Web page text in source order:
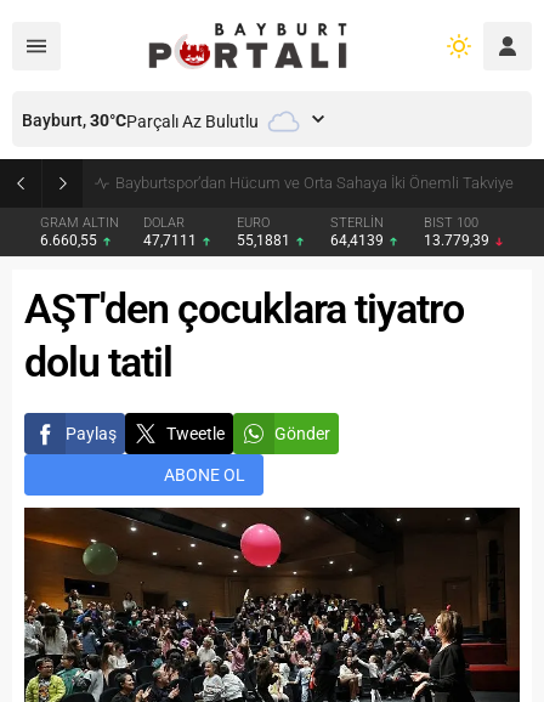
Bayburt’ta Minik Öğrencilere Jandarma Mesleği Tanıtıldı
GRAM ALTIN
6.660,55
DOLAR
47,7111
EURO
55,1881
STERLİN
64,4139
BIST 100
13.779,39
Bayburt,30°CParçalı Az Bulutlu
AŞT'den çocuklara tiyatro
dolu tatil
Paylaş Tweetle Gönder
ABONE OL